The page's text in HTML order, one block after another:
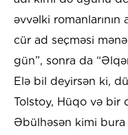
əvvəlki
cür ad seçməsi
gün”, sonra da
Elə bil deyirsən ki,
Tolstoy, Hüqo və bir
Əbülhəsən kimi bura